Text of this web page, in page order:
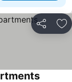
Partilhar